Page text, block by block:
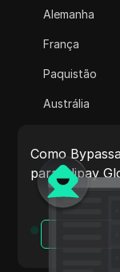
Apple Pay
ASOS
BestBuy
Alemanha
França
Paquistão
Austrália
Itália
Países Baixos
Vietnã
Portugal
Como
para Alipay